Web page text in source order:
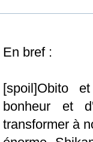
En bref :
[spoil]Obito
bonheur et
transformer à